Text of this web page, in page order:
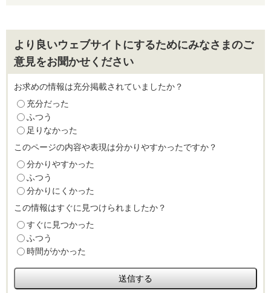
より良いウェブサイトにするためにみなさまのご
意見をお聞かせください
お求めの情報は充分掲載されていましたか？
充分だった
ふつう
足りなかった
このページの内容や表現は分かりやすかったですか？
分かりやすかった
ふつう
分かりにくかった
この情報はすぐに見つけられましたか？
すぐに見つかった
ふつう
時間がかかった